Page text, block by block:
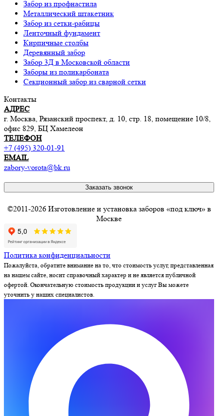
Забор из профнастила
Металлический штакетник
Забор из сетки-рабицы
Ленточный фундамент
Кирпичные столбы
Деревянный забор
Забор 3Д в Московской области
Заборы из поликарбоната
Секционный забор из сварной сетки
Контакты
АДРЕС
г. Москва, Рязанский проспект, д. 10, стр. 18, помещение 10/8,
офис 829, БЦ Хамелеон
ТЕЛЕФОН
+7 (495) 320-01-91
EMAIL
zabory-vorota@bk.ru
Заказать звонок
©2011-2026 Изготовление и установка заборов «под ключ» в
Москве
Политика конфиденциальности
Пожалуйста, обратите внимание на то, что стоимость услуг, представленная
на нашем сайте, носит справочный характер и не является публичной
офертой. Окончательную стоимость продукции и услуг Вы можете
уточнить у наших специалистов.